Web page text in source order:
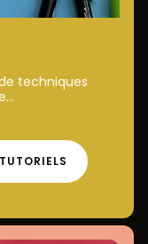
techniques